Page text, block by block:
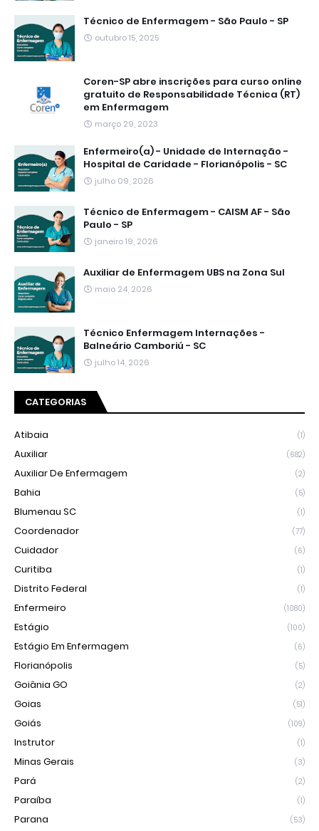
Técnico de Enfermagem - São Paulo - SP
outubro 15, 2025
Coren-SP abre inscrições para curso online
gratuito de Responsabilidade Técnica (RT)
em Enfermagem
março 29, 2023
Enfermeiro(a) - Unidade de Internação -
Hospital de Caridade - Florianópolis - SC
julho 09, 2026
Técnico de Enfermagem - CAISM AF - São
Paulo - SP
janeiro 19, 2026
Auxiliar de Enfermagem UBS na Zona Sul
maio 24, 2026
Técnico Enfermagem Internações -
Balneário Camboriú - SC
julho 14, 2026
CATEGORIAS
Atibaia (1)
Auxiliar (682)
Auxiliar De Enfermagem (2)
Bahia (5)
Blumenau SC (1)
Coordenador (77)
Cuidador (6)
Curitiba (1)
Distrito Federal (1)
Enfermeiro (1080)
Estágio (100)
Estágio Em Enfermagem (6)
Florianópolis (5)
Goiânia GO (2)
Goias (51)
Goiás (109)
Instrutor (1)
Minas Gerais (3)
Pará (2)
Paraíba (1)
Parana (53)